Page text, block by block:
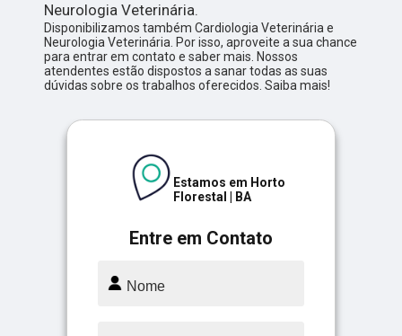
Neurologia Veterinária.
Disponibilizamos também Cardiologia Veterinária e
Neurologia Veterinária. Por isso, aproveite a sua chance
para entrar em contato e saber mais. Nossos
atendentes estão dispostos a sanar todas as suas
dúvidas sobre os trabalhos oferecidos. Saiba mais!
Entre em Contato
Estamos em Horto
Florestal | BA